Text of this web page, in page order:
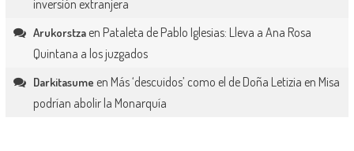
inversión extranjera
Arukorstzaen Pataleta de Pablo Iglesias: Lleva a Ana Rosa
Quintana a los juzgados
Darkitasume en Más ‘descuidos’ como el de Doña Letizia en Misa
podrían abolir la Monarquía